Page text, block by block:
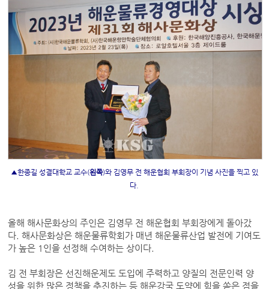
▲한종길 성결대학교 교수(왼쪽)와 김영무 전 해운협회 부회장이 기념 사진을 찍고 있
다.
올해 해사문화상의 주인은 김영무 전 해운협회 부회장에게 돌아갔
다. 해사문화상은 해운물류학회가 매년 해운물류산업 발전에 기여도
가 높은 1인을 선정해 수여하는 상이다.
김 전 부회장은 선진해운제도 도입에 주력하고 양질의 전문인력 양
성을 위한 많은 정책을 추진하는 등 해운강국 도약에 힘을 쏟은 점을